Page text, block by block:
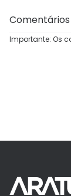
Comentários
Importante: Os